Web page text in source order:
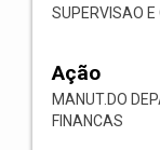
SUPERVISAO E
Ação
MANUT.DO
FINANCAS